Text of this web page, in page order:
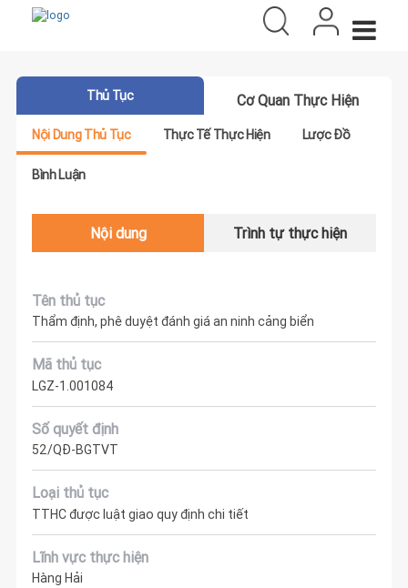
Thủ Tục Cơ Quan Thực Hiện
Nội Dung Thủ Tục Thực Tế Thực Hiện Lược Đồ
Bình Luận
Nội dung Trình tự thực hiện
Tên thủ tục
Thẩm định, phê duyệt đánh giá an ninh cảng biển
Mã thủ tục
LGZ-1.001084
Số quyết định
52/QĐ-BGTVT
Loại thủ tục
TTHC được luật giao quy định chi tiết
Lĩnh vực thực hiện
Hàng Hải